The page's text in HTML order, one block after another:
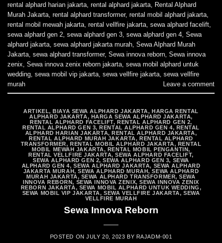
rental alphard harian jakarta rental alphard jakarta Rental Alphard
Murah Jakarta rental alphard transformer, rental mobil alphard jakarta
rental mobil mewah jakarta rental vellfire jakarta sewa alphard facelift
sewa alphard gen 2 sewa alphard gen 3 sewa alphard gen 4 Sewa
alphard jakarta sewa alphard jakarta murah Sewa Alphard Murah
Jakarta sewa alphard transformer, Sewa innova reborn Sewa innova
zenix Sewa innova zenix reborn jakarta sewa mobil alphard untuk
wedding sewa mobil vip jakarta sewa vellfire jakarta sewa vellfire
murah
Leave a comment
ARTIKEL, BIAYA SEWA ALPHARD JAKARTA, HARGA RENTAL
ALPHARD JAKARTA, HARGA SEWA ALPHARD JAKARTA,
RENTAL ALPHARD FACELIFT, RENTAL ALPHARD GEN 2,
RENTAL ALPHARD GEN 3, RENTAL ALPHARD GEN 4, RENTAL
ALPHARD HARIAN JAKARTA, RENTAL ALPHARD JAKARTA,
RENTAL ALPHARD MURAH JAKARTA, RENTAL ALPHARD
TRANSFORMER, RENTAL MOBIL ALPHARD JAKARTA, RENTAL
MOBIL MEWAH JAKARTA, RENTAL MOBIL PENGANTIN,
RENTAL VELLFIRE JAKARTA,SEWA ALPHARD FACELIFT,
SEWA ALPHARD GEN 2,SEWA ALPHARD GEN 3, SEWA
ALPHARD GEN 4,SEWA ALPHARD JAKARTA, SEWA ALPHARD
JAKARTA MURAH,SEWA ALPHARD MURAH,SEWA ALPHARD
MURAH JAKARTA, SEWA ALPHARD TRANSFORMER,SEWA
INNOVA REBORN, SEWA INNOVA ZENIX,SEWA INNOVA ZENIX
REBORN JAKARTA, SEWA MOBIL ALPHARD UNTUK WEDDING,
SEWA MOBIL VIP JAKARTA,SEWA VELLFIRE JAKARTA,SEWA
VELLFIRE MURAH
Sewa Innova Reborn
POSTED ONJULY 20, 2023 BY RAJADM-001